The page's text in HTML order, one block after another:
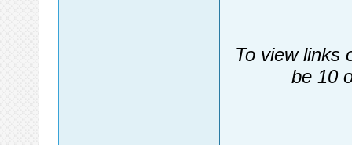
To view links
be 10